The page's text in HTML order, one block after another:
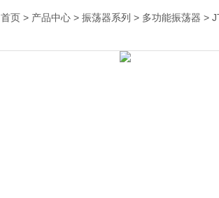
首页 > 产品中心 > 振荡器系列 > 多功能振荡器 >